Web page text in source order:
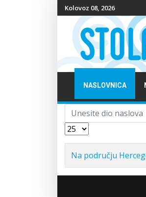
Kolovoz 08, 2026
NASLOVNICA
Unesite dio naslova
Prikaz #
Na području